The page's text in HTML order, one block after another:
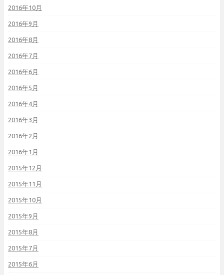
2016年10月
2016年9月
2016年8月
2016年7月
2016年6月
2016年5月
2016年4月
2016年3月
2016年2月
2016年1月
2015年12月
2015年11月
2015年10月
2015年9月
2015年8月
2015年7月
2015年6月